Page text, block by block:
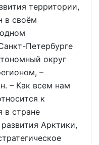
территории,
в своём
Петербурге
округ
–
– Как всем нам
к
в стране
Арктики,